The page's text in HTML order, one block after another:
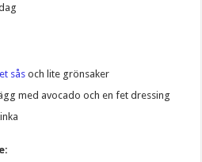
sås och lite grönsaker
med avocado och en fet dressing